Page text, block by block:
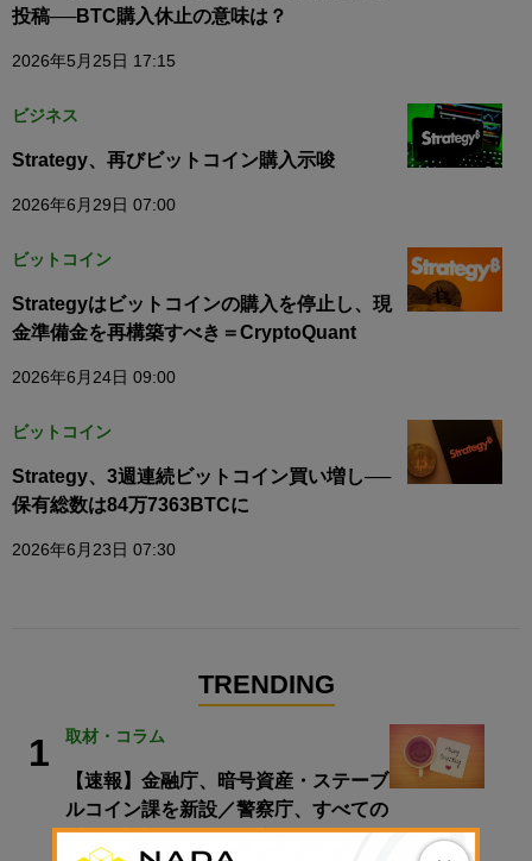
投稿──BTC購入休止の意味は？
2026年5月25日 17:15
ビジネス
Strategy、再びビットコイン購入示唆
2026年6月29日 07:00
ビットコイン
Strategyはビットコインの購入を停止し、現
金準備金を再構築すべき＝CryptoQuant
2026年6月24日 09:00
ビットコイン
Strategy、3週連続ビットコイン買い増し──
保有総数は84万7363BTCに
2026年6月23日 07:30
TRENDING
1 取材・コラム
【速報】金融庁、暗号資産・ステーブ
ルコイン課を新設／警察庁、すべての
暗号資産交換業者に出庫制限強化を要